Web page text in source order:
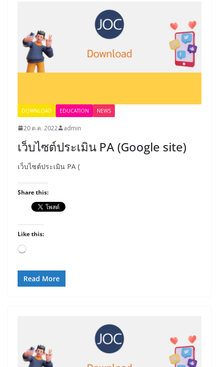
DOWNLOAD EDUCATION NEWS
20 ต.ค. 2022 admin
เว็บไซต์ประเมิน PA (Google site)
เว็บไซต์ประเมิน PA (
Share this:
Like this:
Loading…
Read More